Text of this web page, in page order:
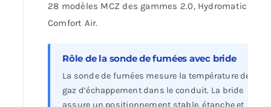
28 modèles MCZ des gammes 2.0, Hydromatic et
Comfort Air.
Rôle de la sonde de fumées avec bride
La sonde de fumées mesure la température des
gaz d’échappement dans le conduit. La bride